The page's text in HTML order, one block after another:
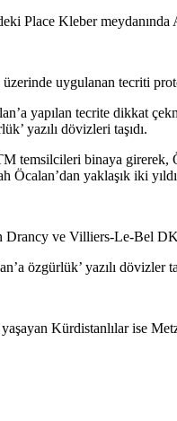
Place Kleber
uygulanan tecriti
yapılan tecrite dikkat
yazılı dövizleri taşıdı.
binaya girerek,
yaklaşık iki
ve Villiers-Le-Bel
özgürlük’ yazılı
Kürdistanlılar ise